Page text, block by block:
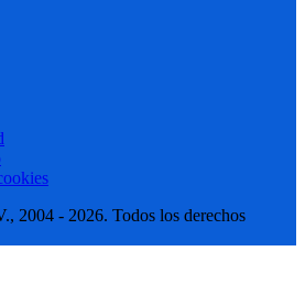
2004 - 2026. Todos los derechos